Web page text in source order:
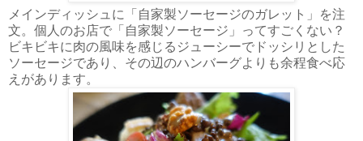
メインディッシュに「自家製ソーセージのガレット」を注
文。個人のお店で「自家製ソーセージ」ってすごくない？
ビキビキに肉の風味を感じるジューシーでドッシリとした
ソーセージであり、その辺のハンバーグよりも余程食べ応
えがあります。